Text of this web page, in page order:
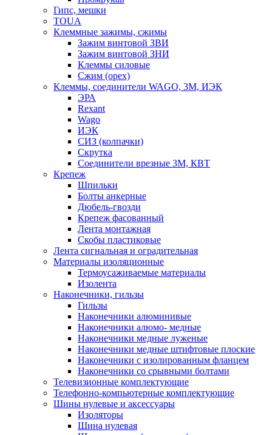
Гипс, мешки
TOUA
Клеммные зажимы, сжимы
Зажим винтовой ЗВИ
Зажим винтовой ЗНИ
Клеммы силовые
Сжим (орех)
Клеммы, соединители WAGO, 3M, ИЭК
ЭРА
Rexant
Wago
ИЭК
СИЗ (колпачки)
Скрутка
Соединители врезные 3M, КВТ
Крепеж
Шпильки
Болты анкерные
Дюбель-гвозди
Крепеж фасованный
Лента монтажная
Скобы пластиковые
Лента сигнальная и оградительная
Материалы изоляционные
Термоусаживаемые матeриалы
Изолента
Наконечники, гильзы
Гильзы
Наконечники алюминивые
Наконечники алюмо- медные
Наконечники медные луженые
Наконечники медные штифтовые плоские
Наконечники с изолированным фланцем
Наконечники со срывными болтами
Телевизионные комплектующие
Телефонно-компьютерные комплектующие
Шины нулевые и аксессуары
Изоляторы
Шина нулевая